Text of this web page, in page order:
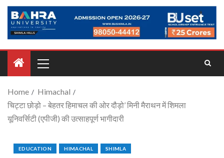
Home
Himachal
चिट्टा छोड़ो – बेहतर हिमाचल की ओर दौड़ो’ मिनी मैराथन में शिमला
यूनिवर्सिटी (एपीजी) की उत्साहपूर्ण भागीदारी
EDUCATION HIMACHAL SHIMLA